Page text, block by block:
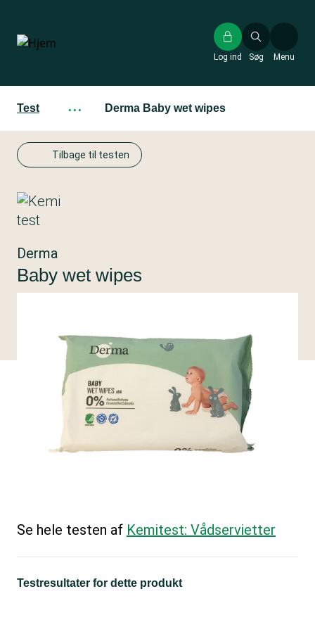
hovedindhold
Søg
Log ind Menu
Test ··· Derma Baby wet wipes
Tilbage til testen
Derma
Baby wet wipes
Se hele testen af Kemitest: Vådservietter
Testresultater for dette produkt